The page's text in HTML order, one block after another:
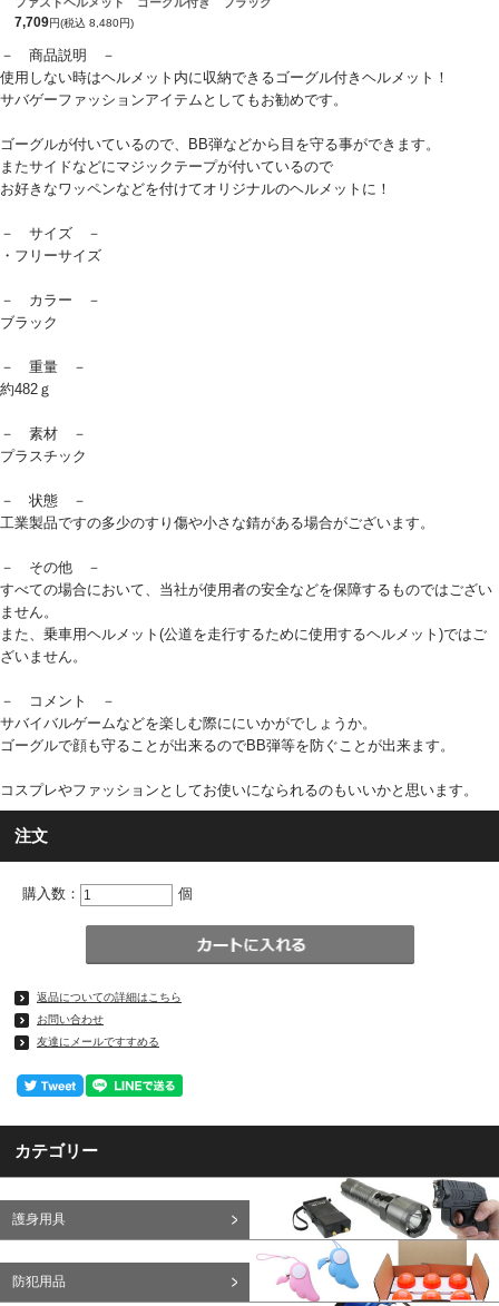
7,709円(税込 8,480円)
－ 商品説明 －
使用しない時はヘルメット内に収納できるゴーグル付きヘルメット！
サバゲーファッションアイテムとしてもお勧めです。
ゴーグルが付いているので、BB弾などから目を守る事ができます。
またサイドなどにマジックテープが付いているので
お好きなワッペンなどを付けてオリジナルのヘルメットに！
－ サイズ －
・フリーサイズ
－ カラー －
ブラック
－ 重量 －
約482ｇ
－ 素材 －
プラスチック
－ 状態 －
工業製品ですの多少のすり傷や小さな錆がある場合がございます。
－ その他 －
すべての場合において、当社が使用者の安全などを保障するものではござい
ません。
また、乗車用ヘルメット(公道を走行するために使用するヘルメット)ではご
ざいません。
－ コメント －
サバイバルゲームなどを楽しむ際ににいかがでしょうか。
ゴーグルで顔も守ることが出来るのでBB弾等を防ぐことが出来ます。
コスプレやファッションとしてお使いになられるのもいいかと思います。
注文
購入数： 個
返品についての詳細はこちら
お問い合わせ
友達にメールですすめる
カテゴリー
護身用具
防犯用品